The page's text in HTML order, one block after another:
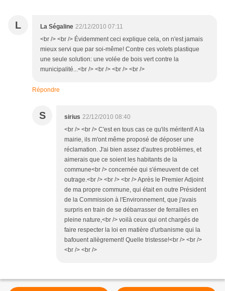
L La Ségaline 22/12/2010 07:11
<br /> <br /> Évidemment ceci explique cela, on n'est jamais
mieux servi que par soi-même! Contre ces volets plastique
une seule solution: une volée de bois vert contre la
municipalité...<br /> <br /> <br /> <br />
Répondre
S sirius 22/12/2010 08:40
<br /> <br /> C'est en tous cas ce qu'ils méritent! A la
mairie, ils m'ont même proposé de déposer une
réclamation. J'ai bien assez d'autres problèmes, et
aimerais que ce soient les habitants de la
commune<br /> concernée qui s'émeuvent de cet
outrage.<br /> <br /> <br /> Après le Premier Adjoint
de ma propre commune, qui était en outre Président
de la Commission à l'Environnement, que j'avais
surpris en train de se débarrasser de ferrailles en
pleine nature,<br /> voilà ceux qui ont chargés de
faire respecter la loi en matière d'urbanisme qui la
bafouent allègrement! Quelle tristesse!<br /> <br />
<br /> <br />